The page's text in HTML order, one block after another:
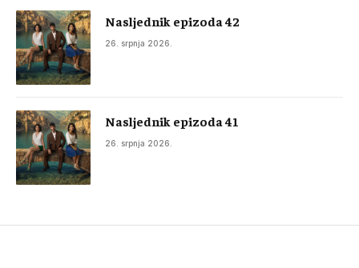
Nasljednik epizoda 42
26. srpnja 2026.
Nasljednik epizoda 41
26. srpnja 2026.